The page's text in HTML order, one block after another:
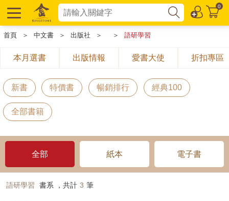
0
首頁 ＞ 中文書 ＞ 出版社 ＞ ＞ 語研學習
本月選書 出版情報 愛書大使 折扣專區
新書 特價書 暢銷排行 經典100
全部書籍
全部 紙本 電子書
語研學習 書系 ，共計 3 筆